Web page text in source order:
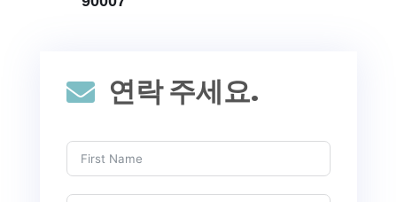
 연락 주세요.